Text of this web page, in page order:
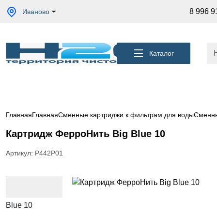
Иваново 8 996
Каталог
Акции
скважины
Фильтры
коттеджа
Септики
для
ГлавнаяГлавнаяСменные картриджи к фильтрам для воды
Картридж ФерроНить Big Blue 10
Артикул: Р442Р01